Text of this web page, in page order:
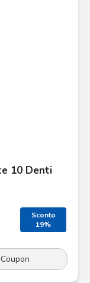
10 Denti
Sconto
19%